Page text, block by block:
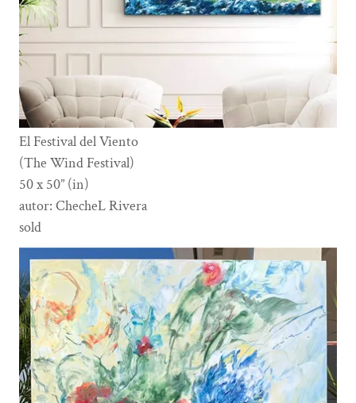
El Festival del Viento
(The Wind Festival)
50 x 50” (in)
autor: ChecheL Rivera
sold